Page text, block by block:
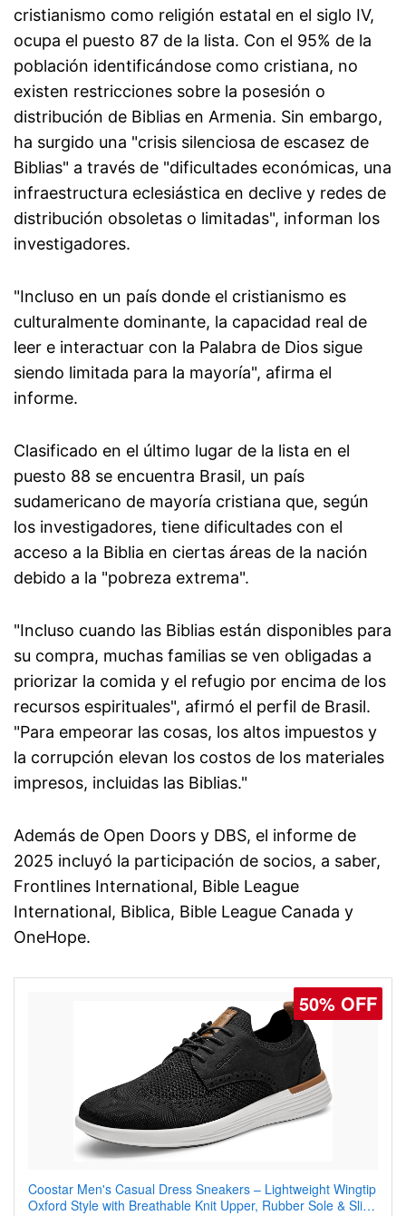
cristianismo como religión estatal en el siglo IV,
ocupa el puesto 87 de la lista. Con el 95% de la
población identificándose como cristiana, no
existen restricciones sobre la posesión o
distribución de Biblias en Armenia. Sin embargo,
ha surgido una "crisis silenciosa de escasez de
Biblias" a través de "dificultades económicas, una
infraestructura eclesiástica en declive y redes de
distribución obsoletas o limitadas", informan los
investigadores.
"Incluso en un país donde el cristianismo es
culturalmente dominante, la capacidad real de
leer e interactuar con la Palabra de Dios sigue
siendo limitada para la mayoría", afirma el
informe.
Clasificado en el último lugar de la lista en el
puesto 88 se encuentra Brasil, un país
sudamericano de mayoría cristiana que, según
los investigadores, tiene dificultades con el
acceso a la Biblia en ciertas áreas de la nación
debido a la "pobreza extrema".
"Incluso cuando las Biblias están disponibles para
su compra, muchas familias se ven obligadas a
priorizar la comida y el refugio por encima de los
recursos espirituales", afirmó el perfil de Brasil.
"Para empeorar las cosas, los altos impuestos y
la corrupción elevan los costos de los materiales
impresos, incluidas las Biblias."
Además de Open Doors y DBS, el informe de
2025 incluyó la participación de socios, a saber,
Frontlines International, Bible League
International, Biblica, Bible League Canada y
OneHope.
50% OFF
Coostar Men's Casual Dress Sneakers – Lightweight Wingtip
Oxford Style with Breathable Knit Upper, Rubber Sole & Slip-